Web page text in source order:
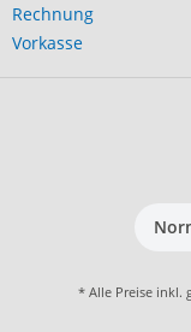
Rechnung
Vorkasse
* Alle Preise inkl.